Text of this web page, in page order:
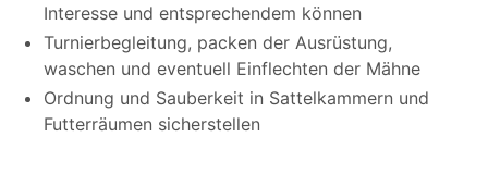
Interesse und entsprechendem können
Turnierbegleitung, packen der Ausrüstung,
waschen und eventuell Einflechten der Mähne
Ordnung und Sauberkeit in Sattelkammern und
Futterräumen sicherstellen